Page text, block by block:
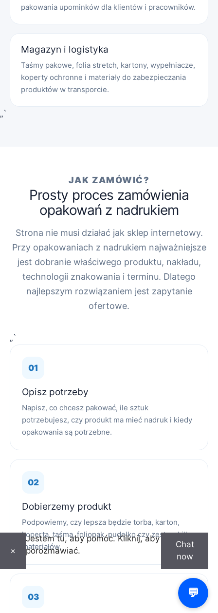
pakowania upominków dla klientów i pracowników.
Magazyn i logistyka
Taśmy pakowe, folia stretch, kartony, wypełniacze,
koperty ochronne i materiały do zabezpieczania
produktów w transporcie.
„`
JAK ZAMÓWIĆ?
Prosty proces zamówienia
opakowań z nadrukiem
Strona nie musi działać jak sklep internetowy.
Przy opakowaniach z nadrukiem najważniejsze
jest dobranie właściwego produktu, nakładu,
technologii znakowania i terminu. Dlatego
najlepszym rozwiązaniem jest zapytanie
ofertowe.
„`
Opisz potrzeby
Napisz, co chcesz pakować, ile sztuk
potrzebujesz, czy produkt ma mieć nadruk i kiedy
opakowania są potrzebne.
Dobierzemy produkt
Podpowiemy, czy lepsza będzie torba, karton,
koperta, taśma, foliopak, pudełko czy zestaw kilku
materiałów.
×
Jestem tu, aby pomóc. Kliknij, aby
porozmawiać.
Chat
now